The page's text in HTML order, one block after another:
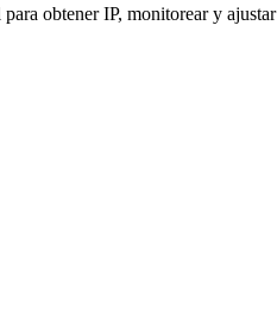
obtener IP, monitorear y ajustar